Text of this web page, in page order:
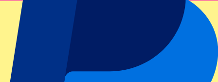
Alle Sportarten